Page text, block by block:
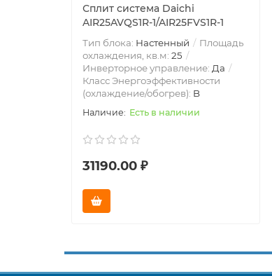
Сплит система Daichi
AIR25AVQS1R-1/AIR25FVS1R-1
Тип блока: Настенный
Площадь
охлаждения, кв.м: 25
Инверторное управление: Да
Класс Энергоэффективности
(охлаждение/обогрев): B
Есть в наличии
31190.00 ₽